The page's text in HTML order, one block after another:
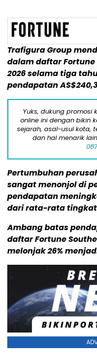
Trafigura Group
dalam daftar Fortune
2026 selama tiga
pendapatan
Yuks, dukung
online ini dengan bikin
sejarah, asal-usul kota,
dan hal menarik
Pertumbuhan
sangat menonjol di
pendapatan
dari rata-rata
Ambang batas
daftar Fortune
melonjak 26%